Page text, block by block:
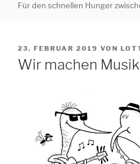
Für den schnellen Hunger
VERÖFFENTLICHT
AM
23. FEBRUAR 2019 VON
Wir machen